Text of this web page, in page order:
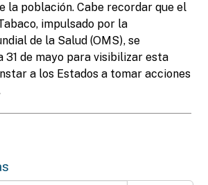
la población. Cabe recordar que el
impulsado por la
de la Salud (OMS), se
31 de mayo para visibilizar esta
a los Estados a tomar acciones